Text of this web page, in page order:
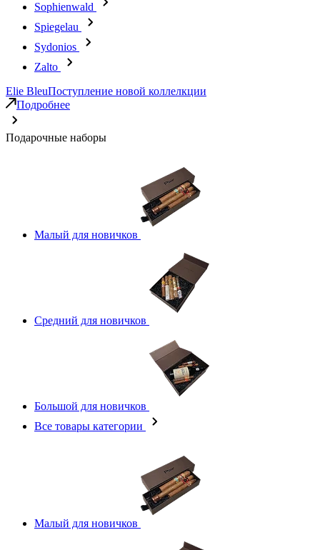
Sophienwald
Spiegelau
Sydonios
Zalto
Elie BleuПоступление новой коллелкции
Подробнее
Подарочные наборы
Малый для новичков
Средний для новичков
Большой для новичков
Все товары категории
Малый для новичков